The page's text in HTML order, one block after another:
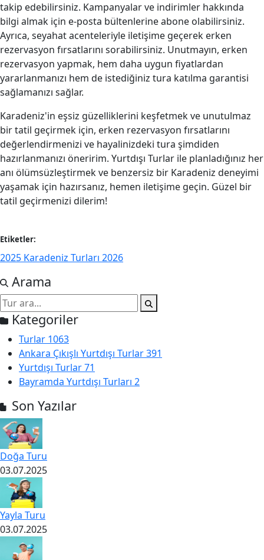
takip edebilirsiniz. Kampanyalar ve indirimler hakkında
bilgi almak için e-posta bültenlerine abone olabilirsiniz.
Ayrıca, seyahat acenteleriyle iletişime geçerek erken
rezervasyon fırsatlarını sorabilirsiniz. Unutmayın, erken
rezervasyon yapmak, hem daha uygun fiyatlardan
yararlanmanızı hem de istediğiniz tura katılma garantisi
sağlamanızı sağlar.
Karadeniz'in eşsiz güzelliklerini keşfetmek ve unutulmaz
bir tatil geçirmek için, erken rezervasyon fırsatlarını
değerlendirmenizi ve hayalinizdeki tura şimdiden
hazırlanmanızı öneririm. Yurtdışı Turlar ile planladığınız her
anı ölümsüzleştirmek ve benzersiz bir Karadeniz deneyimi
yaşamak için hazırsanız, hemen iletişime geçin. Güzel bir
tatil geçirmenizi dilerim!
Etiketler:
2025 Karadeniz Turları 2026
Arama
Kategoriler
Turlar 1063
Ankara Çıkışlı Yurtdışı Turlar391
Yurtdışı Turlar71
Bayramda Yurtdışı Turları 2
Son Yazılar
Doğa Turu
03.07.2025
Yayla Turu
03.07.2025